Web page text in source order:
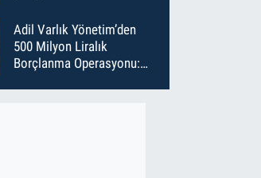
İlaçladı
Adil Varlık Yönetim’den
500 Milyon Liralık
Borçlanma Operasyonu: